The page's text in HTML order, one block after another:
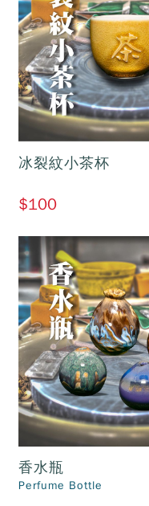
冰裂紋小茶杯
$100
香水瓶
Perfume Bottle